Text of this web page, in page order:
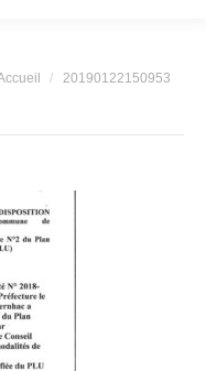
êtes ici :
20190122150953